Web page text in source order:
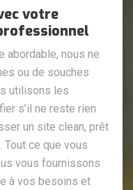
votre
abordable, nous ne
ou de souches
utilisons les
s’il ne reste rien
un site clean, prêt
ce que vous
vous fournissons
à vos besoins et